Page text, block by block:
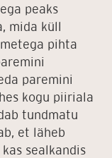
peaks
mida küll
pihta
paremini
kogu piiriala
tundmatu
et läheb
sealkandis